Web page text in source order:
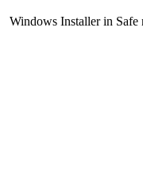
Windows Installer in Safe